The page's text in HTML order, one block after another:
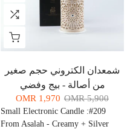
شمعدان الكتروني حجم صغير
من أصالة - بيج وفضي
5,900 OMR
1,970 OMR
#209
:
Small Electronic Candle
From Asalah - Creamy + Silver